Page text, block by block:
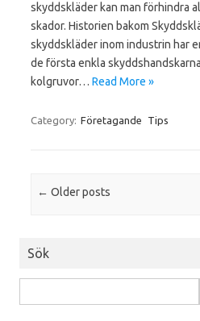
skyddskläder kan man förhindra
skador. Historien bakom
skyddskläder inom industrin har
de första enkla
kolgruvor… Read More »
Category: Företagande Tips
Post navigation
← Older posts
Sök